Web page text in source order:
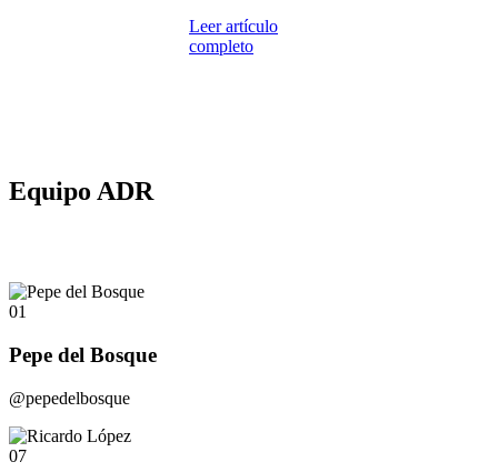
Leer artículo
completo
Equipo ADR
01
Pepe del Bosque
@pepedelbosque
07